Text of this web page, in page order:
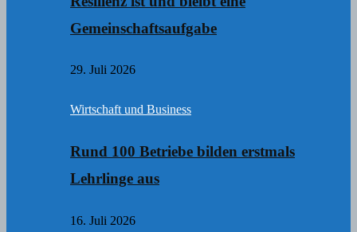
Gemeinschaftsaufgabe
29. Juli 2026
Wirtschaft und Business
Rund 100 Betriebe bilden erstmals
Lehrlinge aus
16. Juli 2026